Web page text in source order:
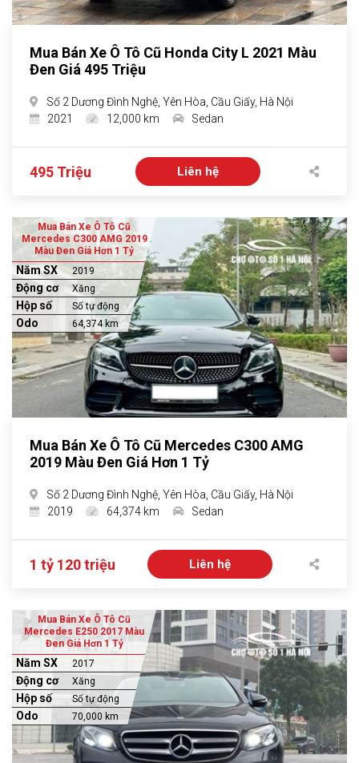
Mua Bán Xe Ô Tô Cũ Honda City L 2021 Màu
Đen Giá 495 Triệu
Số 2 Dương Đình Nghệ, Yên Hòa, Cầu Giấy, Hà Nội
2021
12,000 km Sedan
495 Triệu Liên hệ
Mua Bán Xe Ô Tô Cũ
Mercedes C300 AMG 2019
Màu Đen Giá Hơn 1 Tỷ
Năm SX 2019
Động cơ Xăng
Hộp số Số tự động
Odo 64,374 km
Mua Bán Xe Ô Tô Cũ Mercedes C300 AMG
2019 Màu Đen Giá Hơn 1 Tỷ
Số 2 Dương Đình Nghệ, Yên Hòa, Cầu Giấy, Hà Nội
2019
64,374 km Sedan
1 tỷ 120 triệu Liên hệ
Mua Bán Xe Ô Tô Cũ
Mercedes E250 2017 Màu
Đen Giá Hơn 1 Tỷ
Năm SX 2017
Động cơ Xăng
Hộp số Số tự động
Odo 70,000 km